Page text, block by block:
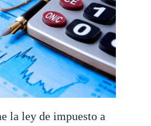
la ley de impuesto a